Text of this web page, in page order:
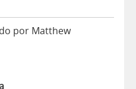
por Matthew